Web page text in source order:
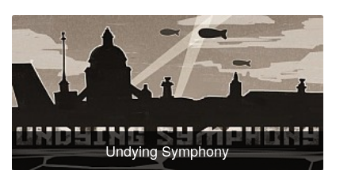
Undying Symphony